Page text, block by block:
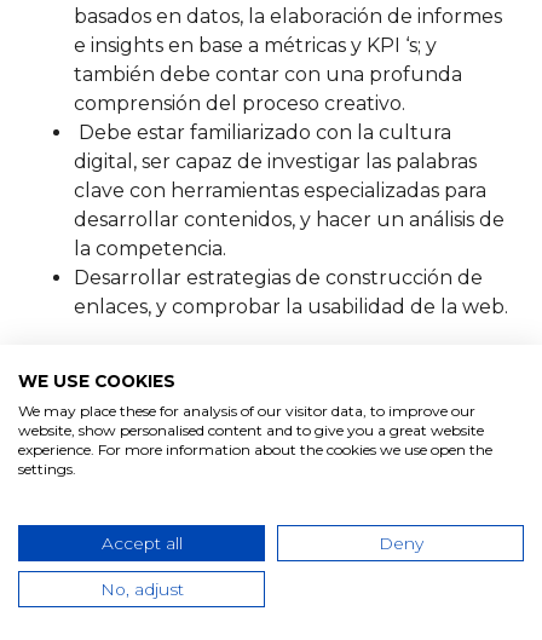
basados en datos, la elaboración de informes
e insights en base a métricas y KPI ‘s; y
también debe contar con una profunda
comprensión del proceso creativo.
Debe estar familiarizado con la cultura
digital, ser capaz de investigar las palabras
clave con herramientas especializadas para
desarrollar contenidos, y hacer un análisis de
la competencia.
Desarrollar estrategias de construcción de
enlaces, y comprobar la usabilidad de la web.
solo para conocer la diferencia entre
vs el SEO Técnico, sino también para descubrir si
tu empresa tiene bien cubiertos todos los flancos
de su estrategia SEO.
Además, si tienes una tienda online te
recomendamos que no te pierdas este artículo
con los mejoresconsejos para
ecommercer.Recuerda que en Bgan Lab somos
WE USE COOKIES
We may place these for analysis of our visitor data, to improve our
website, show personalised content and to give you a great website
experience. For more information about the cookies we use open the
settings.
Accept all Deny
No, adjust